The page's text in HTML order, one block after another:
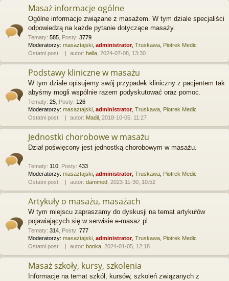
Masaż informacje ogólne
Ogólne informacje związane z masażem. W tym dziale specjaliści
odpowiedzą na każde pytanie dotyczące masaży.
Tematy: 585 Posty: 3779
Moderatorzy: masaztajski administrator, Truskawa Piotrek Medic
Ostatni post:
autor: hella , 2024-07-08, 13:30
Podstawy kliniczne w masażu
W tym dziale opisujemy swój przypadek kliniczny z pacjentem tak
abyśmy mogli wspólnie razem podyskutować oraz pomoc.
Tematy: 25 Posty: 126
Moderatorzy: masaztajski administrator, Truskawa Piotrek Medic
Ostatni post:
autor: Madil , 2018-10-05, 11:27
Jednostki chorobowe w masażu
Dział poświęcony jest jednostką chorobowym w masażu.
Tematy: 110 Posty: 433
Moderatorzy: masaztajski administrator, Truskawa Piotrek Medic
Ostatni post:
autor: dammed , 2023-11-30, 10:52
Artykuły o masażu, masażach
W tym miejscu zapraszamy do dyskusji na temat artykułów
pojawiających się w serwisie e-masaz.pl.
Tematy: 314 Posty: 777
Moderatorzy: masaztajski administrator, Truskawa Piotrek Medic
Ostatni post:
autor: bonka , 2024-01-05, 12:18
Masaż szkoły, kursy, szkolenia
Informacje na temat szkół, kursów, szkoleń związanych z